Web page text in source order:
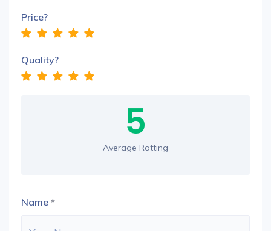
Price?
Quality?
5
Average Ratting
Name *